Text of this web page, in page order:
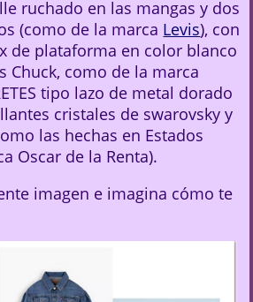
ruchado en las mangas y dos
(como de la marca Levis), con
de plataforma en color blanco
Chuck, como de la marca
tipo lazo de metal dorado
cristales de swarovsky y
las hechas en Estados
Oscar de la Renta).
imagen e imagina cómo te